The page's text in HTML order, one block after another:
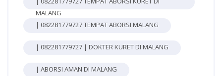
MALANG
| 082281779727 TEMPAT ABORSI MALANG
| 082281779727 | DOKTER KURET DI MALANG
| ABORSI AMAN DI MALANG